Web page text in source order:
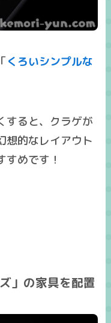
くろいシンプルな
すると、クラゲが
想的なレイアウト
めです！
」の家具を配置